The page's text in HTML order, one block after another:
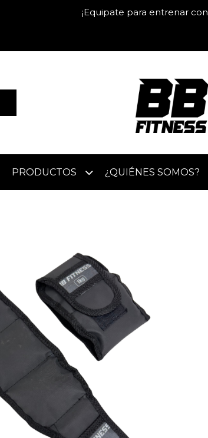
¡Equipate para entrenar
PRODUCTOS ¿QUIÉNES SOMOS?